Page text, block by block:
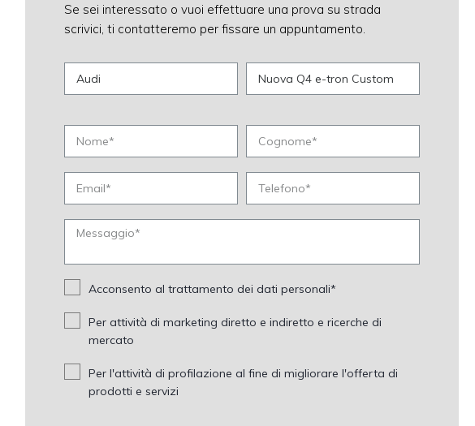
Se sei interessato o vuoi effettuare una prova su strada
scrivici, ti contatteremo per fissare un appuntamento.
Acconsento al trattamento dei dati personali*
Per attività di marketing diretto e indiretto e ricerche di
mercato
Per l'attività di profilazione al fine di migliorare l'offerta di
prodotti e servizi